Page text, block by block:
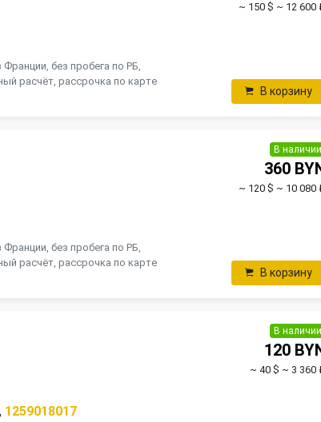
без пробега по РБ,
расчёт, рассрочка по карте
~ 150 $ ~ 12 600
В корзину
без пробега по РБ,
расчёт, рассрочка по карте
В наличии
360
~ 120 $ ~ 10 080
В корзину
, 1259018017
В наличии
120
~ 40 $ ~ 3 360